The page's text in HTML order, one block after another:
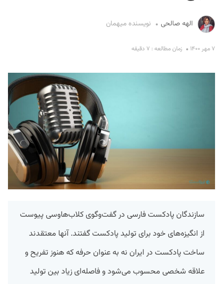
الهه صالحی نویسنده میهمان
۷ مهر ۱۴۰۰ زمان مطالعه : ۷ دقیقه
سازندگان پادکست فارسی در گفت‌وگوی کلاب‌هاوسی پیوست
از انگیزه‌های خود برای تولید پادکست گفتند. آنها معتقدند
ساخت پادکست در ایران نه به عنوان حرفه که هنوز تفریح و
علاقه شخصی محسوب می‌شود و فاصله‌ای زیاد بین تولید